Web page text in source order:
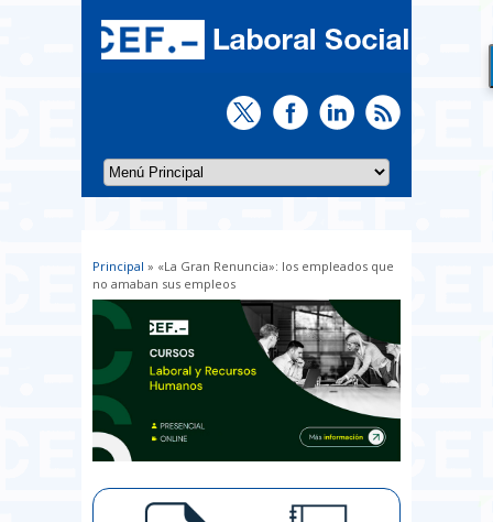
Usted está aquí
Principal » «La Gran Renuncia»: los empleados que
no amaban sus empleos